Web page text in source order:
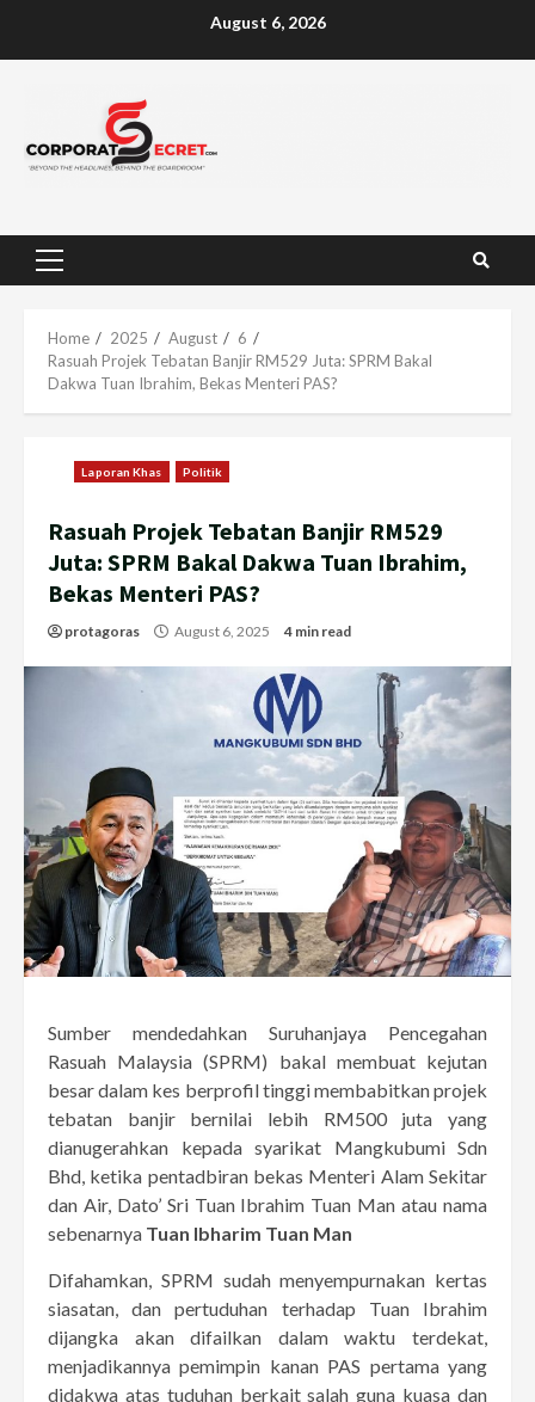
August 6, 2026
Primary
Home 2025 August
6
Rasuah Projek Tebatan Banjir RM529 Juta: SPRM Bakal
Dakwa Tuan Ibrahim, Bekas Menteri PAS?
Laporan Khas Politik
Rasuah Projek Tebatan Banjir RM529
Juta: SPRM Bakal Dakwa Tuan Ibrahim,
Bekas Menteri PAS?
protagoras August 6, 2025 4 min read
Sumber mendedahkan Suruhanjaya Pencegahan
Rasuah Malaysia (SPRM) bakal membuat kejutan
besar dalam kes berprofil tinggi membabitkan projek
tebatan banjir bernilai lebih RM500 juta yang
dianugerahkan kepada syarikat Mangkubumi Sdn
Bhd, ketika pentadbiran bekas Menteri Alam Sekitar
dan Air, Dato’ Sri Tuan Ibrahim Tuan Man atau nama
sebenarnya Tuan Ibharim Tuan Man
Difahamkan, SPRM sudah menyempurnakan kertas
siasatan, dan pertuduhan terhadap Tuan Ibrahim
dijangka akan difailkan dalam waktu terdekat,
menjadikannya pemimpin kanan PAS pertama yang
didakwa atas tuduhan berkait salah guna kuasa dan